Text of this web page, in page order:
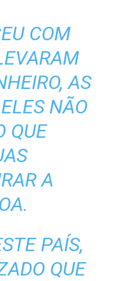
COM
AS
NÃO
QUE
A
PAÍS,
QUE